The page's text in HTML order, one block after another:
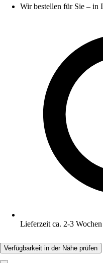
Wir bestellen für Sie – in
Lieferzeit ca. 2-3 Wochen
Verfügbarkeit in der Nähe prüfen